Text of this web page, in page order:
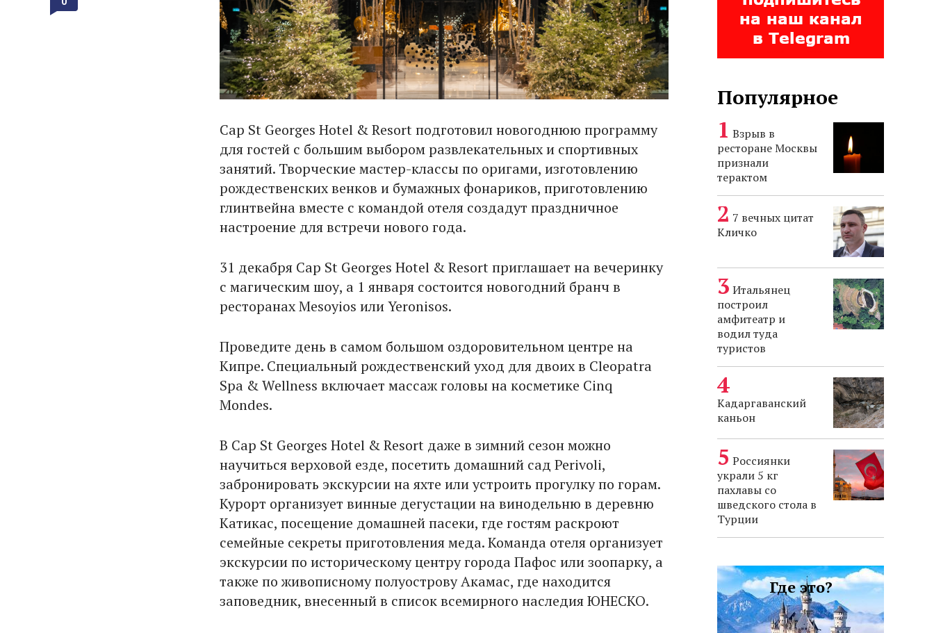
Cap St Georges Hotel & Resort подготовил новогоднюю программу
для гостей с большим выбором развлекательных и спортивных
занятий. Творческие мастер-классы по оригами, изготовлению
рождественских венков и бумажных фонариков, приготовлению
глинтвейна вместе с командой отеля создадут праздничное
настроение для встречи нового года.
31 декабря Cap St Georges Hotel & Resort приглашает на вечеринку
с магическим шоу, а 1 января состоится новогодний бранч в
ресторанах Mesoyios или Yeronisos.
Проведите день в самом большом оздоровительном центре на
Кипре. Специальный рождественский уход для двоих в Сleopatra
Spa & Wellness включает массаж головы на косметике Cinq
Mondes.
В Cap St Georges Hotel & Resort даже в зимний сезон можно
научиться верховой езде, посетить домашний сад Perivoli,
забронировать экскурсии на яхте или устроить прогулку по горам.
Курорт организует винные дегустации на винодельню в деревню
Катикас, посещение домашней пасеки, где гостям раскроют
семейные секреты приготовления меда. Команда отеля организует
экскурсии по историческому центру города Пафос или зоопарку, а
также по живописному полуострову Акамас, где находится
заповедник, внесенный в список всемирного наследия ЮНЕСКО.
Популярное
Взрыв в
ресторане Москвы
признали
терактом
7 вечных цитат
Кличко
Итальянец
построил
амфитеатр и
водил туда
туристов
Кадаргаванский
каньон
Россиянки
украли 5 кг
пахлавы со
шведского стола в
Турции
Где это?